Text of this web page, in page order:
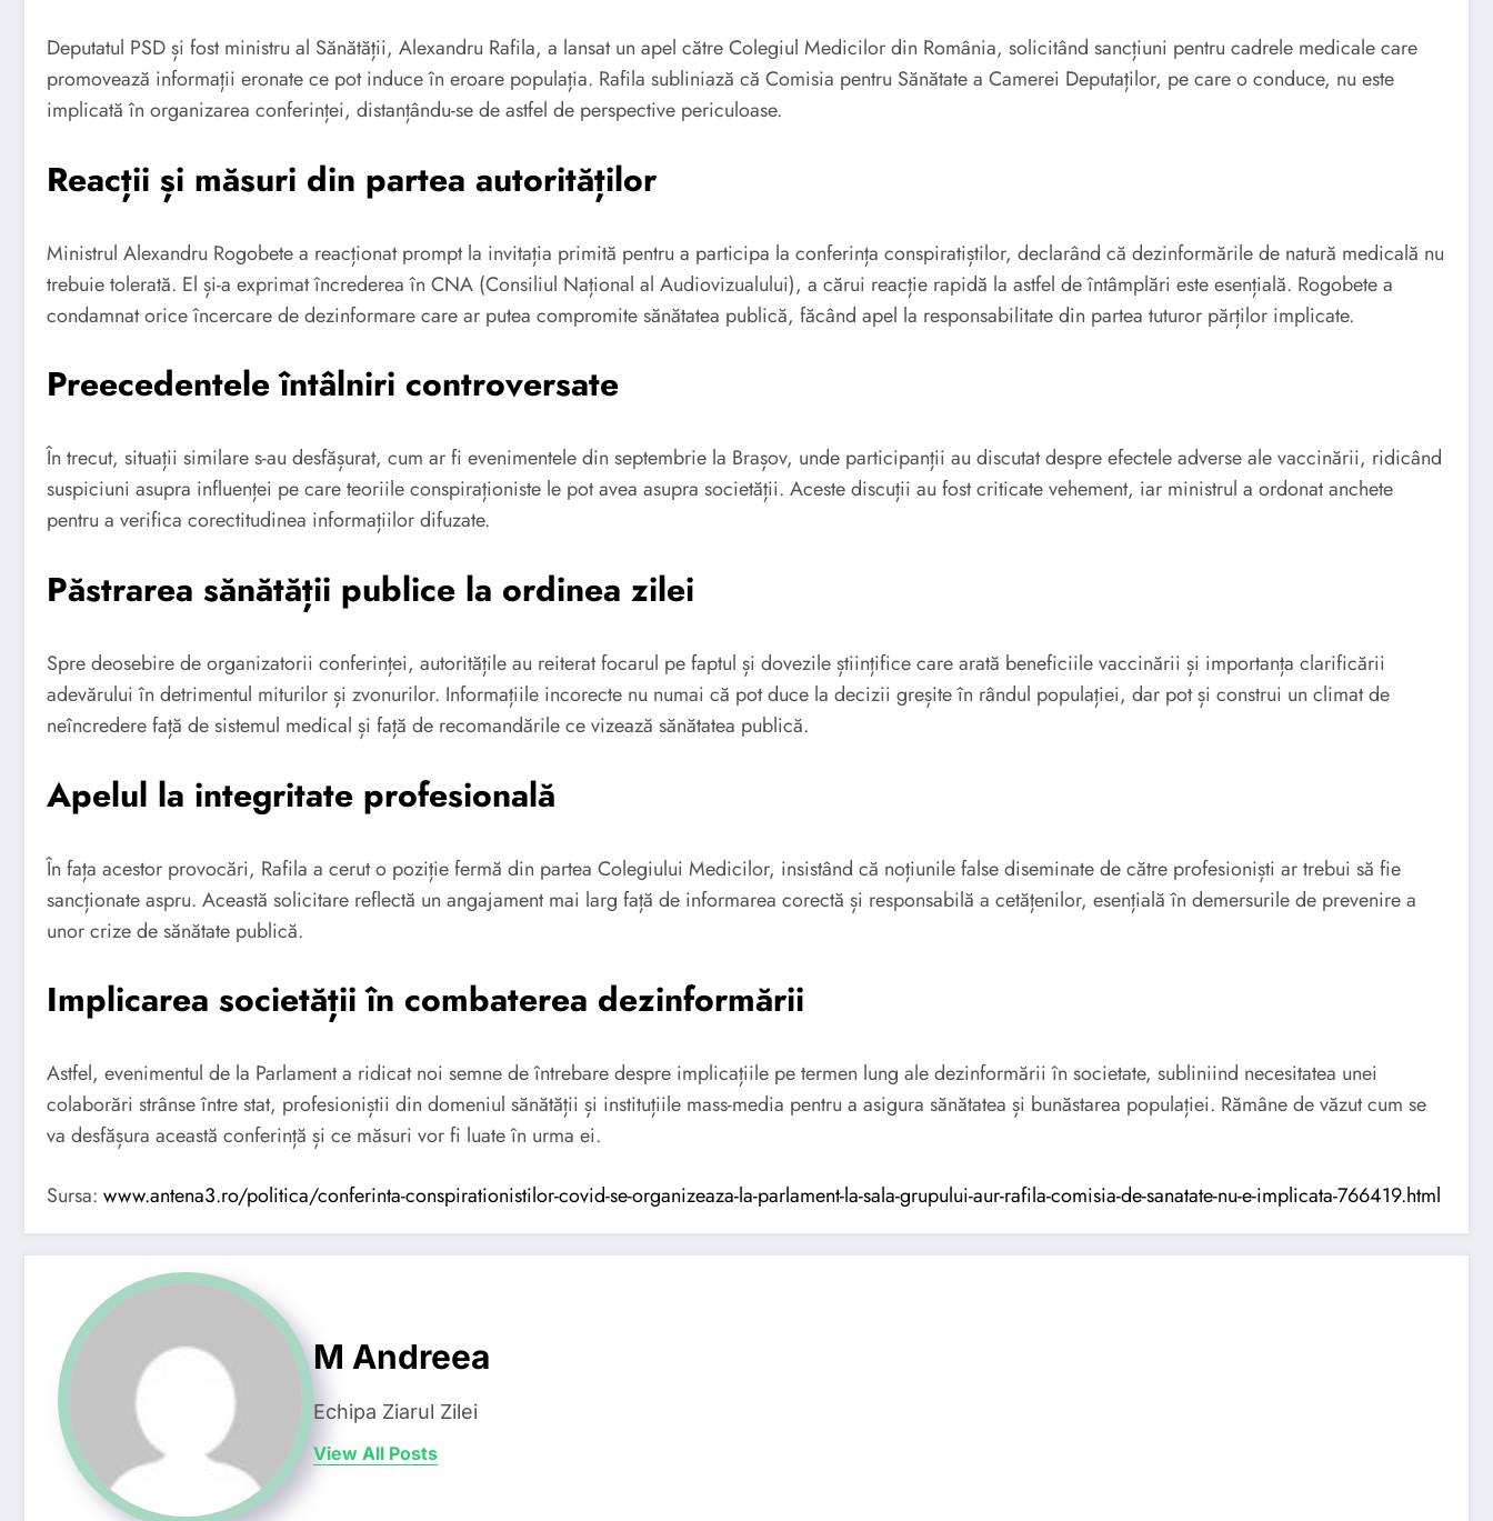
Deputatul PSD și fost ministru al Sănătății, Alexandru Rafila, a lansat un apel către Colegiul Medicilor din România, solicitând sancțiuni pentru cadrele medicale care
promovează informații eronate ce pot induce în eroare populația. Rafila subliniază că Comisia pentru Sănătate a Camerei Deputaților, pe care o conduce, nu este
implicată în organizarea conferinței, distanțându-se de astfel de perspective periculoase.
Reacții și măsuri din partea autorităților
Ministrul Alexandru Rogobete a reacționat prompt la invitația primită pentru a participa la conferința conspiratiștilor, declarând că dezinformările de natură medicală nu
trebuie tolerată. El și-a exprimat încrederea în CNA (Consiliul Național al Audiovizualului), a cărui reacție rapidă la astfel de întâmplări este esențială. Rogobete a
condamnat orice încercare de dezinformare care ar putea compromite sănătatea publică, făcând apel la responsabilitate din partea tuturor părților implicate.
Preecedentele întâlniri controversate
În trecut, situații similare s-au desfășurat, cum ar fi evenimentele din septembrie la Brașov, unde participanții au discutat despre efectele adverse ale vaccinării, ridicând
suspiciuni asupra influenței pe care teoriile conspiraționiste le pot avea asupra societății. Aceste discuții au fost criticate vehement, iar ministrul a ordonat anchete
pentru a verifica corectitudinea informațiilor difuzate.
Păstrarea sănătății publice la ordinea zilei
Spre deosebire de organizatorii conferinței, autoritățile au reiterat focarul pe faptul și dovezile științifice care arată beneficiile vaccinării și importanța clarificării
adevărului în detrimentul miturilor și zvonurilor. Informațiile incorecte nu numai că pot duce la decizii greșite în rândul populației, dar pot și construi un climat de
neîncredere față de sistemul medical și față de recomandările ce vizează sănătatea publică.
Apelul la integritate profesională
În fața acestor provocări, Rafila a cerut o poziție fermă din partea Colegiului Medicilor, insistând că noțiunile false diseminate de către profesioniști ar trebui să fie
sancționate aspru. Această solicitare reflectă un angajament mai larg față de informarea corectă și responsabilă a cetățenilor, esențială în demersurile de prevenire a
unor crize de sănătate publică.
Implicarea societății în combaterea dezinformării
Astfel, evenimentul de la Parlament a ridicat noi semne de întrebare despre implicațiile pe termen lung ale dezinformării în societate, subliniind necesitatea unei
colaborări strânse între stat, profesioniștii din domeniul sănătății și instituțiile mass-media pentru a asigura sănătatea și bunăstarea populației. Rămâne de văzut cum se
va desfășura această conferință și ce măsuri vor fi luate în urma ei.
Sursa: www.antena3.ro/politica/conferinta-conspirationistilor-covid-se-organizeaza-la-parlament-la-sala-grupului-aur-rafila-comisia-de-sanatate-nu-e-implicata-766419.html
M Andreea
Echipa Ziarul Zilei
View All Posts